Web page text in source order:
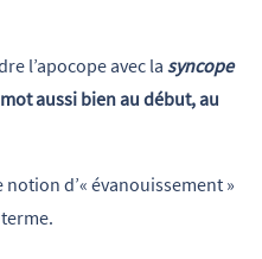
l’apocope avec la syncope
aussi bien au début, au
d’« évanouissement »